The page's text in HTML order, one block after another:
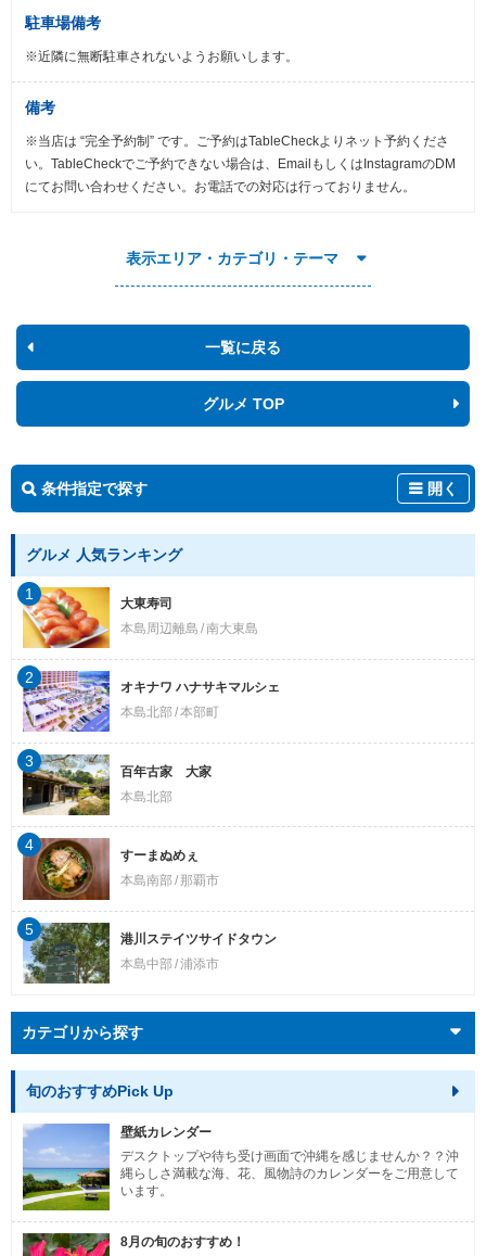
駐車場備考
※近隣に無断駐車されないようお願いします。
備考
※当店は “完全予約制” です。ご予約はTableCheckよりネット予約くださ
い。TableCheckでご予約できない場合は、EmailもしくはInstagramのDM
にてお問い合わせください。お電話での対応は行っておりません。
表示エリア・カテゴリ・テーマ
一覧に戻る
グルメ TOP
条件指定で探す 開く
グルメ 人気ランキング
大東寿司
本島周辺離島 南大東島
1
オキナワ ハナサキマルシェ
本島北部 本部町
2
百年古家 大家
本島北部
3
すーまぬめぇ
本島南部
那覇市
4
港川ステイツサイドタウン
本島中部 浦添市
5
カテゴリから探す
旬のおすすめPick Up
壁紙カレンダー
デスクトップや待ち受け画面で沖縄を感じませんか？？沖
縄らしさ満載な海、花、風物詩のカレンダーをご用意して
います。
8月の旬のおすすめ！